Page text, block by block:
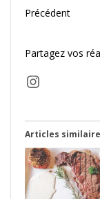
Précédent
Partagez vos
Instagram
Articles